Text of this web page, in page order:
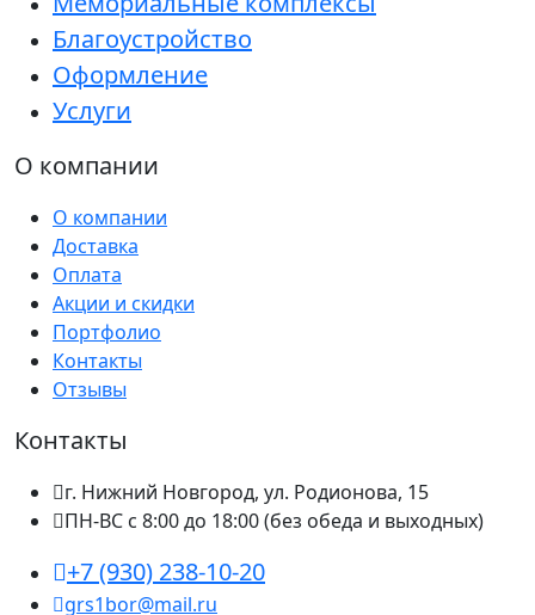
Благоустройство
Оформление
Услуги
О компании
О компании
Доставка
Оплата
Акции и скидки
Портфолио
Контакты
Отзывы
Контакты
г. Нижний Новгород, ул. Родионова, 15
ПН-ВС с 8:00 до 18:00 (без обеда и выходных)
+7 (930) 238-10-20
grs1bor@mail.ru